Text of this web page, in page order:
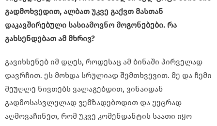
გადმოხვედით, ალბათ უკვე გაქვთ მასთან
დაკავშირებული სასიამოვნო მოგონებები. რა
გახსენდებათ ამ მხრივ?
გავიხსენებ იმ დღეს, როდესაც ამ ბინაში პირველად
დავრჩით. ეს მოხდა სრულიად შემთხვევით. მე და ჩემი
მეუღლე ნივთებს ვალაგებდით, ვინაიდან
გადმოსასვლელად ვემზადებოდით და უეცრად
აღმოვაჩინეთ, რომ უკვე კომენდანტის საათი იყო